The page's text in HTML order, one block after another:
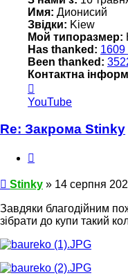
Имя: Дионисий
Звідки: Kiew
Мой типоразмер:
Has thanked: 1609
Been thanked:
Контактна
інформація
користувача
Stinky
YouTube
Re: Закрома Stinky
Повідомлення
Stinky » 14 серпня
Завдяки благодійним
зібрати до купи такий